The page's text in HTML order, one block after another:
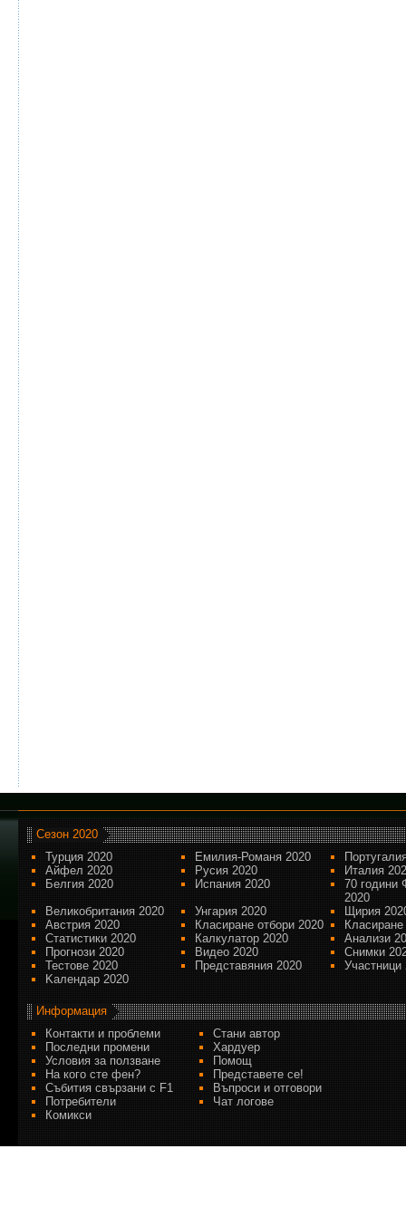
Сезон 2020
Турция 2020
Емилия-Романя 2020
Айфел 2020
Русия 2020
Италия
Белгия 2020
Испания 2020
70 години
2020
Великобритания 2020
Унгария 2020
Щирия
Австрия 2020
Класиране отбори 2020
Статистики 2020
Калкулатор 2020
Анализи
Прогнози 2020
Видео 2020
Снимки
Тестове 2020
Представяния 2020
Участници
Kалендар 2020
Информация
Контакти и проблеми
Стани автор
Последни промени
Хардуер
Условия за ползване
Помощ
На кого сте фен?
Представете се!
Събития свързани с F1
Въпроси и отговори
Потребители
Чат логове
Комикси